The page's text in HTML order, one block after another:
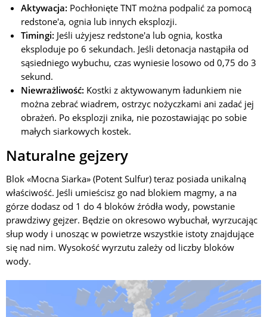
Aktywacja: Pochłonięte TNT można podpalić za pomocą
redstone'a, ognia lub innych eksplozji.
Timingi: Jeśli użyjesz redstone'a lub ognia, kostka
eksploduje po 6 sekundach. Jeśli detonacja nastąpiła od
sąsiedniego wybuchu, czas wyniesie losowo od 0,75 do 3
sekund.
Niewrażliwość: Kostki z aktywowanym ładunkiem nie
można zebrać wiadrem, ostrzyc nożyczkami ani zadać jej
obrażeń. Po eksplozji znika, nie pozostawiając po sobie
małych siarkowych kostek.
Naturalne gejzery
Blok «Mocna Siarka» (Potent Sulfur) teraz posiada unikalną
właściwość. Jeśli umieścisz go nad blokiem magmy, a na
górze dodasz od 1 do 4 bloków źródła wody, powstanie
prawdziwy gejzer. Będzie on okresowo wybuchał, wyrzucając
słup wody i unosząc w powietrze wszystkie istoty znajdujące
się nad nim. Wysokość wyrzutu zależy od liczby bloków
wody.